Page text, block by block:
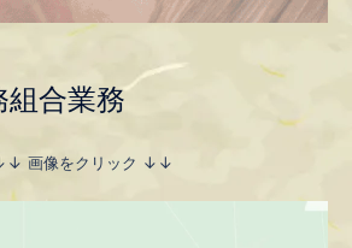
組合業務
画像をクリック ↓↓